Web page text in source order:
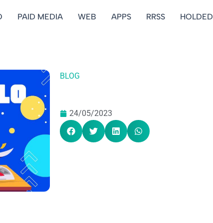
PAID MEDIA WEB APPS RRSS HOLDED
BLOG
24/05/2023